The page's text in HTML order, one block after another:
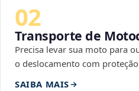
02
Transporte de
Precisa levar sua moto para
o deslocamento com
SAIBA MAIS